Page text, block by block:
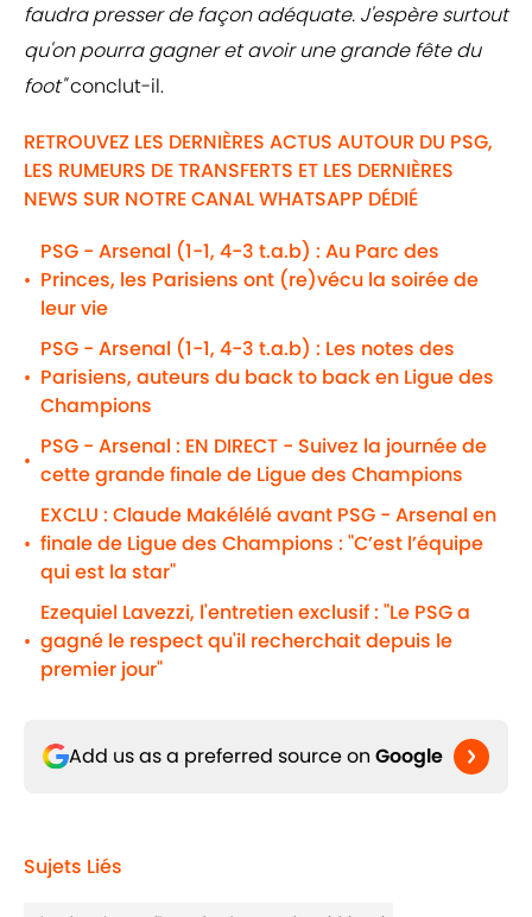
faudra presser de façon adéquate. J'espère surtout
qu'on pourra gagner et avoir une grande fête du
foot"conclut-il.
RETROUVEZ LES DERNIÈRES ACTUS AUTOUR DU PSG,
LES RUMEURS DE TRANSFERTS ET LES DERNIÈRES
NEWS SUR NOTRE CANAL WHATSAPP DÉDIÉ
•
PSG - Arsenal (1-1, 4-3 t.a.b) : Au Parc des
Princes, les Parisiens ont (re)vécu la soirée de
leur vie
•
PSG - Arsenal (1-1, 4-3 t.a.b) : Les notes des
Parisiens, auteurs du back to back en Ligue des
Champions
•
PSG - Arsenal : EN DIRECT - Suivez la journée de
cette grande finale de Ligue des Champions
•
EXCLU : Claude Makélélé avant PSG - Arsenal en
finale de Ligue des Champions : "C’est l’équipe
qui est la star"
•
Ezequiel Lavezzi, l'entretien exclusif : "Le PSG a
gagné le respect qu'il recherchait depuis le
premier jour"
Add us as a preferred source on Google
Sujets Liés